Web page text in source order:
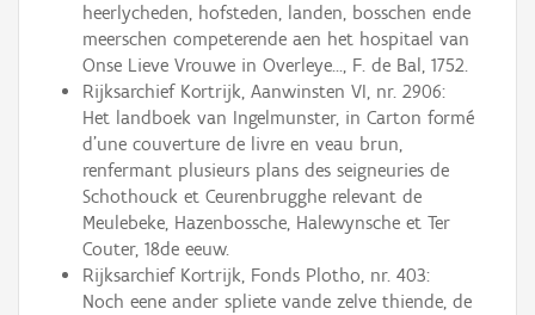
heerlycheden, hofsteden, landen, bosschen ende
meerschen competerende aen het hospitael van
Onse Lieve Vrouwe in Overleye..., F. de Bal, 1752.
Rijksarchief Kortrijk, Aanwinsten VI, nr. 2906:
Het landboek van Ingelmunster, in Carton formé
d'une couverture de livre en veau brun,
renfermant plusieurs plans des seigneuries de
Schothouck et Ceurenbrugghe relevant de
Meulebeke, Hazenbossche, Halewynsche et Ter
Couter, 18de eeuw.
Rijksarchief Kortrijk, Fonds Plotho, nr. 403:
Noch eene ander spliete vande zelve thiende, de